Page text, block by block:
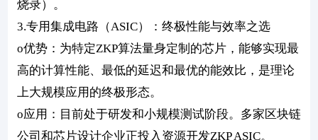
烧录）。
3.专用集成电路（ASIC）：终极性能与效率之选
o优势：为特定ZKP算法量身定制的芯片，能够实现最
高的计算性能、最低的延迟和最优的能效比，是理论
上大规模应用的终极形态。
o应用：目前处于研发和小规模测试阶段。多家区块链
公司和芯片设计企业正投入资源开发ZKP ASIC。